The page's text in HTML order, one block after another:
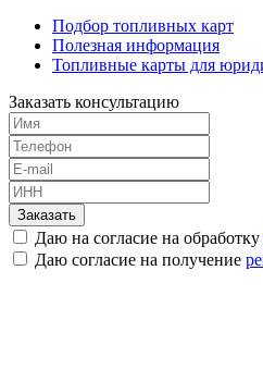
Подбор топливных карт
Полезная информация
Топливные карты для
Заказать консультацию
Заказать
Даю на согласие на обработку
Даю согласие на получение